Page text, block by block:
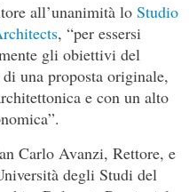
all’unanimità loStudio
, “per essersi
gli obiettivi del
una proposta originale,
e con un alto
Carlo Avanzi, Rettore, e
degli Studi del